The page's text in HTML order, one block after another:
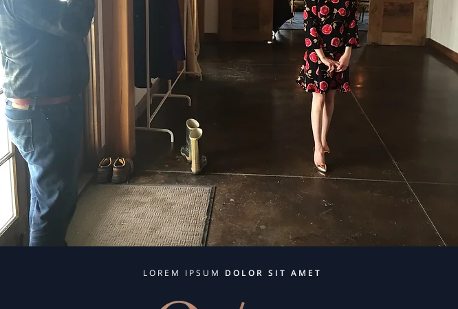
LOREM IPSUM DOLOR SIT AMET